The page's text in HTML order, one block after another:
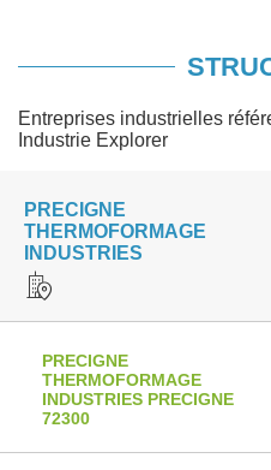
Entreprises industrielles
Industrie Explorer
PRECIGNE
THERMOFORMAGE
INDUSTRIES
PRECIGNE
THERMOFORMAGE
INDUSTRIES PRECIGNE
72300